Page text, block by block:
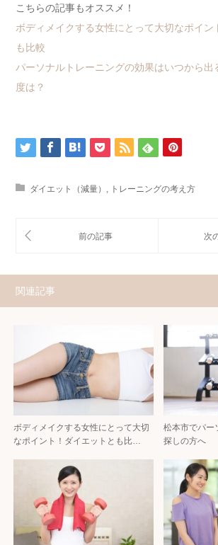
こちらの記事もオススメ！
ボディメイクする女性にとって大切なポイン
も比較
パーソナルトレーニングの効果はいつから出
度は？
ダイエット（減量） トレーニングの考え方
関連記事
ボディメイクする女性にとって大切
なポイント！ダイエットとも比…
松本市でパー
探しの方へ